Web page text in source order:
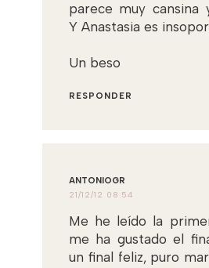
parece muy cansina
Y Anastasia es
Un beso
RESPONDER
ANTONIOGR
21/12/12 08:54
Me he leído la
me ha gustado el
un final feliz, puro